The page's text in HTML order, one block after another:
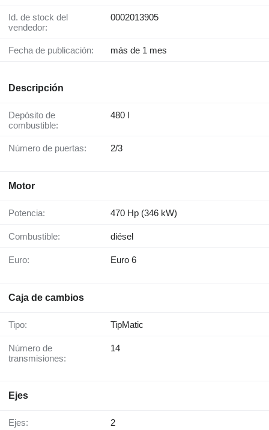
Id. de stock del
vendedor:
0002013905
Fecha de publicación: más de 1 mes
Descripción
Depósito de
combustible:
480 l
Número de puertas: 2/3
Motor
Potencia: 470 Hp (346 kW)
Combustible: diésel
Euro: Euro 6
Caja de cambios
Tipo: TipMatic
Número de
transmisiones:
14
Ejes
Ejes: 2